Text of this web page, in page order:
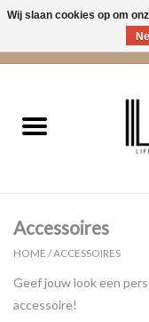
Kleding
Cadeaus
Interieur
Accessoires
HOME /ACCESSOIRES
Geef jouw look een
accessoire!
Wij slaan cookies op om